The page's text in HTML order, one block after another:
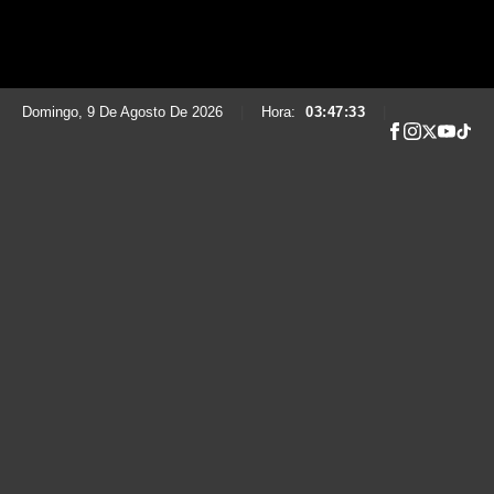
Domingo, 9 De Agosto De 2026 Hora: 03:47:37